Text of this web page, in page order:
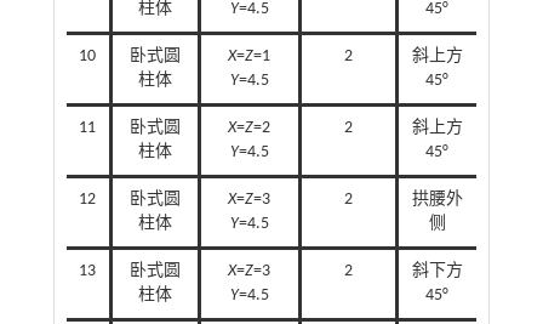
柱体 Y=4.5 45°
10
卧式圆
柱体
X=Z=1
Y=4.5
2
斜上方
45°
11
卧式圆
柱体
X=Z=2
Y=4.5
2
斜上方
45°
12
卧式圆
柱体
X=Z=3
Y=4.5
2
拱腰外
侧
13
卧式圆
柱体
X=Z=3
Y=4.5
2
斜下方
45°